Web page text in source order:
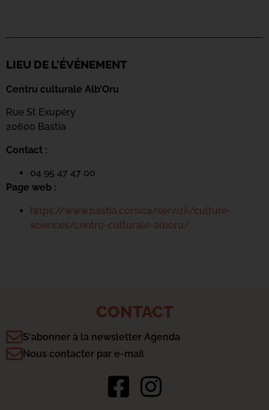
LIEU DE L'ÉVÉNEMENT
Centru culturale Alb’Oru
Rue St Exupéry
20600 Bastia
Contact :
04 95 47 47 00
Page web :
https://www.bastia.corsica/servizii/culture-
sciences/centru-culturale-alboru/
CONTACT
S'abonner à la newsletter Agenda
Nous contacter par e-mail